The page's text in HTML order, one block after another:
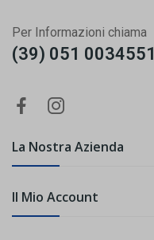
Per Informazioni chiama
(39) 051 0034551
La Nostra Azienda
Il Mio Account